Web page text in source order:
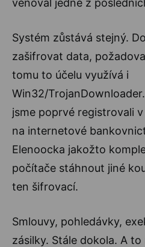
Systém zůstává stejný.
zašifrovat data,
tomu to účelu využívá i
Win32/
jsme poprvé registrovali
na internetové
Elenoocka jakožto
počítače stáhnout jiné
ten šifrovací.
Smlouvy, pohledávky,
zásilky. Stále dokola. A to